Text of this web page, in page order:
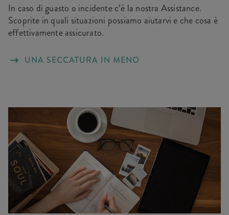
In caso di guasto o incidente c’è la nostra Assistance.
Scoprite in quali situazioni possiamo aiutarvi e che cosa è
effettivamente assicurato.
UNA SECCATURA IN MENO